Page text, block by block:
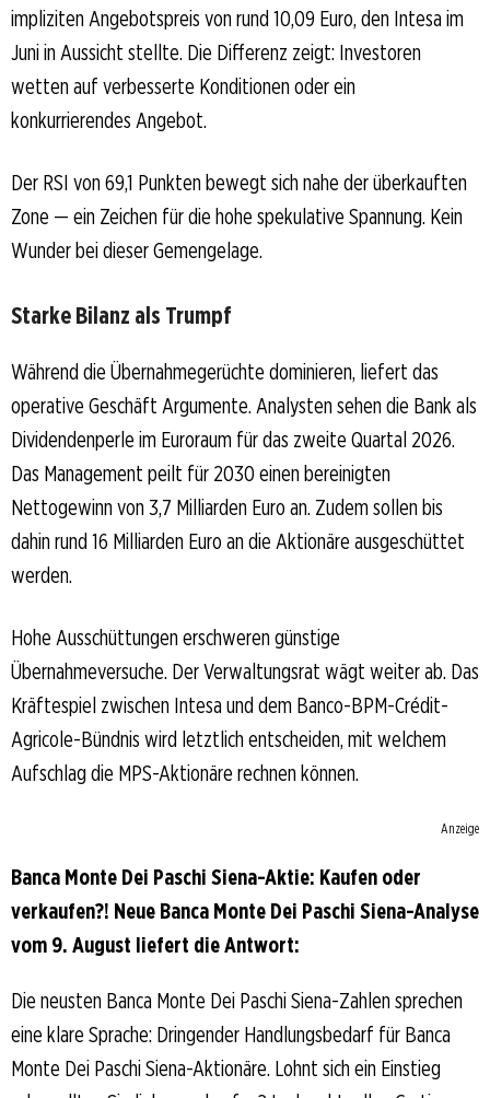
impliziten Angebotspreis von rund 10,09 Euro, den Intesa im
Juni in Aussicht stellte. Die Differenz zeigt: Investoren
wetten auf verbesserte Konditionen oder ein
konkurrierendes Angebot.
Der RSI von 69,1 Punkten bewegt sich nahe der überkauften
Zone — ein Zeichen für die hohe spekulative Spannung. Kein
Wunder bei dieser Gemengelage.
Starke Bilanz als Trumpf
Während die Übernahmegerüchte dominieren, liefert das
operative Geschäft Argumente. Analysten sehen die Bank als
Dividendenperle im Euroraum für das zweite Quartal 2026.
Das Management peilt für 2030 einen bereinigten
Nettogewinn von 3,7 Milliarden Euro an. Zudem sollen bis
dahin rund 16 Milliarden Euro an die Aktionäre ausgeschüttet
werden.
Hohe Ausschüttungen erschweren günstige
Übernahmeversuche. Der Verwaltungsrat wägt weiter ab. Das
Kräftespiel zwischen Intesa und dem Banco-BPM-Crédit-
Agricole-Bündnis wird letztlich entscheiden, mit welchem
Aufschlag die MPS-Aktionäre rechnen können.
Anzeige
Banca Monte Dei Paschi Siena-Aktie: Kaufen oder
verkaufen?! Neue Banca Monte Dei Paschi Siena-Analyse
vom 9. August liefert die Antwort:
Die neusten Banca Monte Dei Paschi Siena-Zahlen sprechen
eine klare Sprache: Dringender Handlungsbedarf für Banca
Monte Dei Paschi Siena-Aktionäre. Lohnt sich ein Einstieg